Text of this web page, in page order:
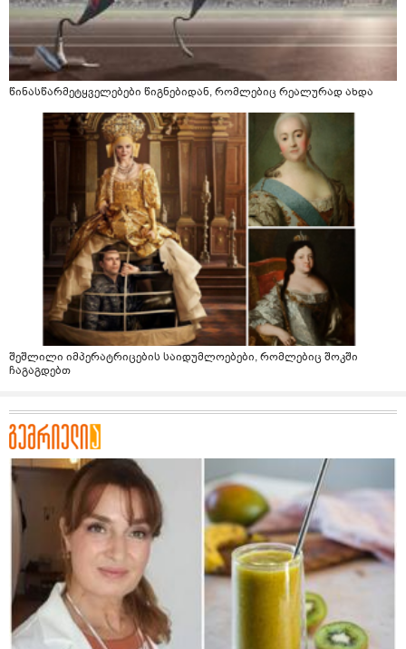
წინასწარმეტყველებები წიგნებიდან, რომლებიც რეალურად ახდა
შეშლილი იმპერატრიცების საიდუმლოებები, რომლებიც შოკში
ჩაგაგდებთ